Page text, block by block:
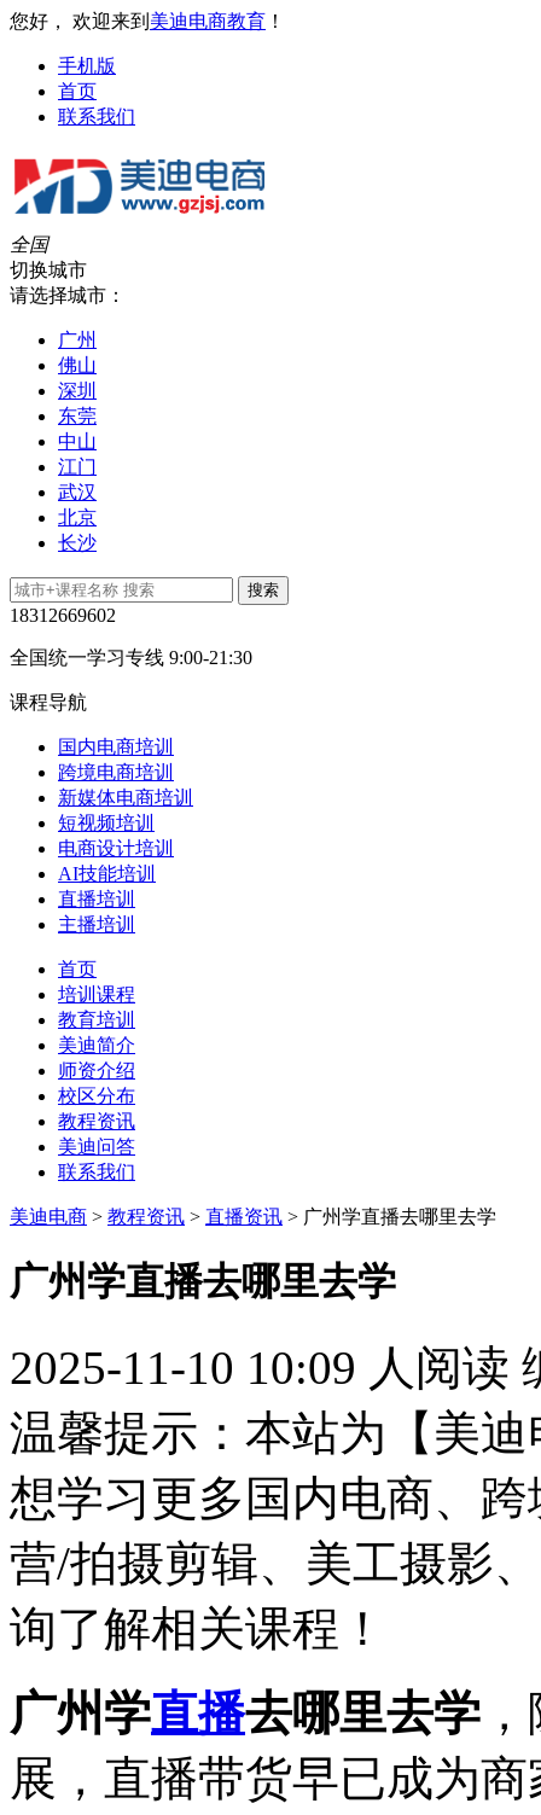
您好， 欢迎来到 美迪电商教育 ！
手机版
首页
联系我们
全国
切换城市
请选择城市：
广州
佛山
深圳
东莞
中山
江门
武汉
北京
长沙
18312669602
全国统一学习专线 9:00-21:30
课程导航
国内电商培训
跨境电商培训
新媒体电商培训
短视频培训
电商设计培训
AI技能培训
直播培训
主播培训
首页
培训课程
教育培训
美迪简介
师资介绍
校区分布
教程资讯
美迪问答
联系我们
美迪电商 > 教程资讯 > 直播资讯 > 广州学直播去哪里去学
广州学直播去哪里去学
2025-11-10 10:09 人阅读
温馨提示：本站为【美
想学习更多国内电商、
营/拍摄剪辑、美工摄影
询了解相关课程！
广州学直播去哪里去学
展，直播带货早已成为